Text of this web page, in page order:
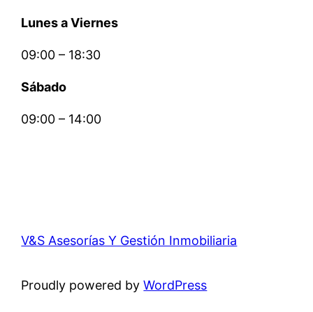
Lunes a Viernes
09:00 – 18:30
Sábado
09:00 – 14:00
V&S Asesorías Y Gestión Inmobiliaria
Proudly powered byWordPress